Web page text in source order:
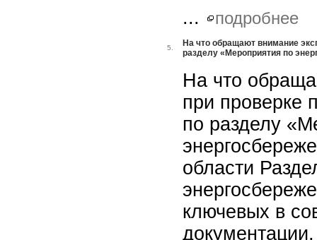
...
подробнее
5.
На что обращают внимание
разделу «Мероприятия по
На что
при проверке
по разделу
области
ключевых в